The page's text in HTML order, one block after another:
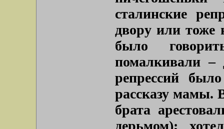
сталинские
двору или тоже
было
помалкивали
репрессий
рассказу мамы.
брата